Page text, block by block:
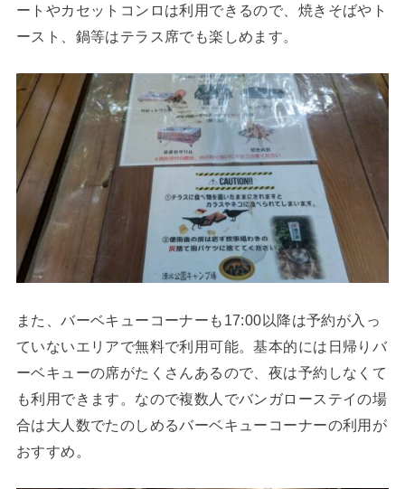
ートやカセットコンロは利用できるので、焼きそばやト
ースト、鍋等はテラス席でも楽しめます。
また、バーベキューコーナーも17:00以降は予約が入っ
ていないエリアで無料で利用可能。基本的には日帰りバ
ーベキューの席がたくさんあるので、夜は予約しなくて
も利用できます。なので複数人でバンガローステイの場
合は大人数でたのしめるバーベキューコーナーの利用が
おすすめ。